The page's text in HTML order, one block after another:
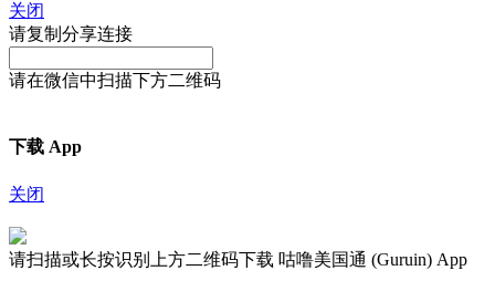
关闭
请复制分享连接
请在微信中扫描下方二维码
下载 App
关闭
请扫描或长按识别上方二维码下载 咕噜美国通 (Guruin) App